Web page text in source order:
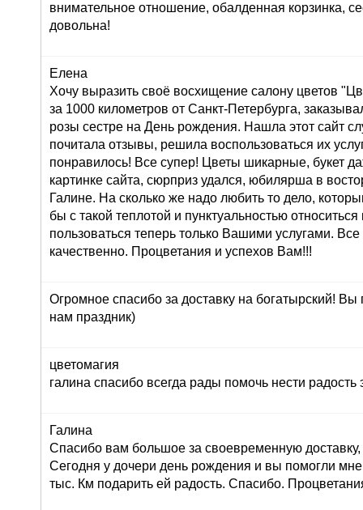
внимательное отношение, обалденная корзинка,
довольна!
Елена
Хочу выразить своё восхищение салону цветов
за 1000 километров от Санкт-Петербурга,
розы сестре на День рождения. Нашла этот сайт
почитала отзывы, решила воспользоваться их
понравилось! Все супер! Цветы шикарные, букет
картинке сайта, сюрприз удался, юбилярша в
Галине. На сколько же надо любить то дело,
бы с такой теплотой и пунктуальностью
пользоваться теперь только Вашими услугами.
качественно. Процветания и успехов Вам!!!
Огромное спасибо за доставку на богатырский! Вы
нам праздник)
цветомагия
галина спасибо всегда рады помочь нести
Галина
Спасибо вам большое за своевременную доставку,
Сегодня у дочери день рождения и вы помогли
тыс. Км подарить ей радость. Спасибо.